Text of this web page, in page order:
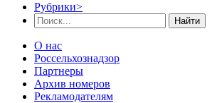
Рубрики>
Найти
О нас
Россельхознадзор
Партнеры
Архив номеров
Рекламодателям